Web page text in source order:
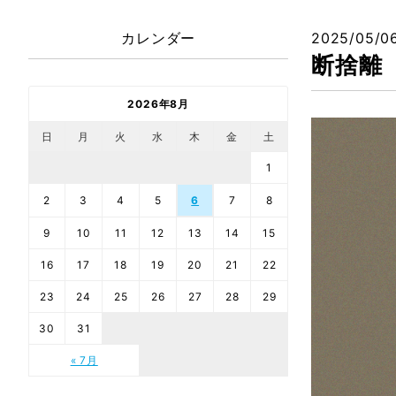
2025/05/
断捨離
カレンダー
2026年8月
日 月 火 水 木 金 土
« 7月
1
2 3 4 5 6 7 8
9 10 11 12 13 14 15
16 17 18 19 20 21 22
23 24 25 26 27 28 29
30 31